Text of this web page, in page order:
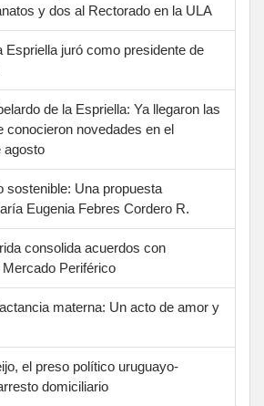
y dos al Rectorado en la ULA
Espriella juró como presidente de
de la Espriella: Ya llegaron las
conocieron novedades en el
agosto
sostenible: Una propuesta
Eugenia Febres Cordero R.
consolida acuerdos con
Periférico
materna: Un acto de amor y
el preso político uruguayo-
domiciliario